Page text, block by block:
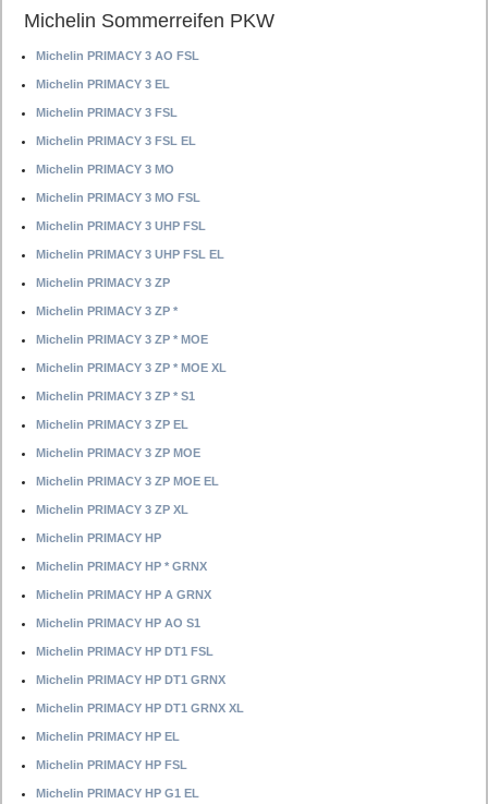
Michelin Sommerreifen PKW
Michelin PRIMACY 3 AO FSL
Michelin PRIMACY 3 EL
Michelin PRIMACY 3 FSL
Michelin PRIMACY 3 FSL EL
Michelin PRIMACY 3 MO
Michelin PRIMACY 3 MO FSL
Michelin PRIMACY 3 UHP FSL
Michelin PRIMACY 3 UHP FSL EL
Michelin PRIMACY 3 ZP
Michelin PRIMACY 3 ZP *
Michelin PRIMACY 3 ZP * MOE
Michelin PRIMACY 3 ZP * MOE XL
Michelin PRIMACY 3 ZP * S1
Michelin PRIMACY 3 ZP EL
Michelin PRIMACY 3 ZP MOE
Michelin PRIMACY 3 ZP MOE EL
Michelin PRIMACY 3 ZP XL
Michelin PRIMACY HP
Michelin PRIMACY HP * GRNX
Michelin PRIMACY HP A GRNX
Michelin PRIMACY HP AO S1
Michelin PRIMACY HP DT1 FSL
Michelin PRIMACY HP DT1 GRNX
Michelin PRIMACY HP DT1 GRNX XL
Michelin PRIMACY HP EL
Michelin PRIMACY HP FSL
Michelin PRIMACY HP G1 EL